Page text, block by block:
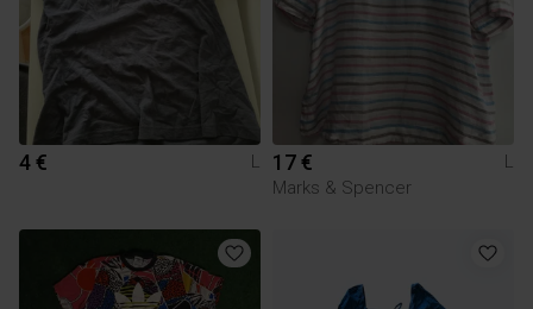
4 € L 17 €
L
Marks & Spencer